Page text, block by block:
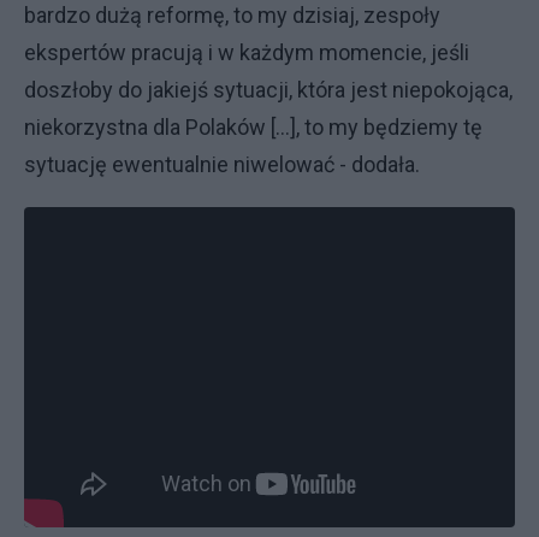
bardzo dużą reformę, to my dzisiaj, zespoły
ekspertów pracują i w każdym momencie, jeśli
doszłoby do jakiejś sytuacji, która jest niepokojąca,
niekorzystna dla Polaków [...], to my będziemy tę
sytuację ewentualnie niwelować - dodała.